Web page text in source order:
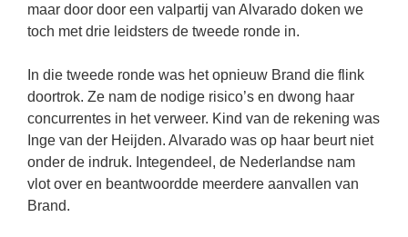
maar door door een valpartij van Alvarado doken we
toch met drie leidsters de tweede ronde in.
In die tweede ronde was het opnieuw Brand die flink
doortrok. Ze nam de nodige risico’s en dwong haar
concurrentes in het verweer. Kind van de rekening was
Inge van der Heijden. Alvarado was op haar beurt niet
onder de indruk. Integendeel, de Nederlandse nam
vlot over en beantwoordde meerdere aanvallen van
Brand.